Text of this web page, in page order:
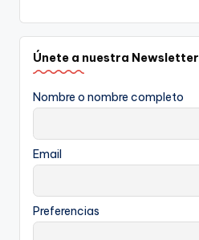
Únete a nuestra Newsletter
Nombre o nombre completo
Email
Preferencias